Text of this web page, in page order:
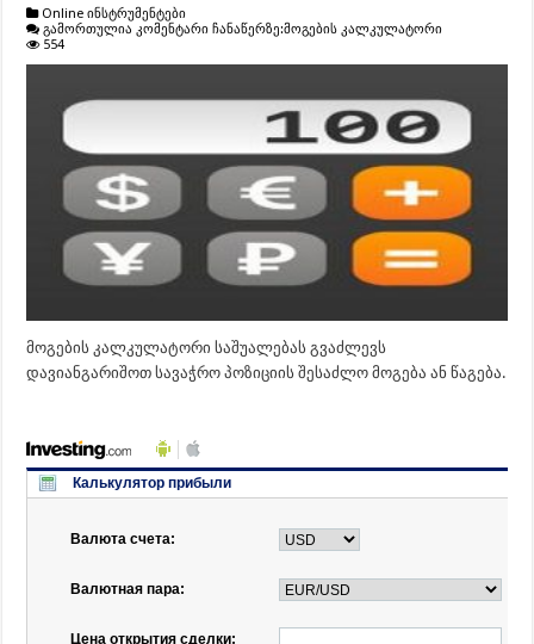
Online ინსტრუმენტები
გამორთულია კომენტარი ჩანაწერზე:მოგების კალკულატორი
554
მოგების კალკულატორი საშუალებას გვაძლევს
დავიანგარიშოთ სავაჭრო პოზიციის შესაძლო მოგება ან წაგება.